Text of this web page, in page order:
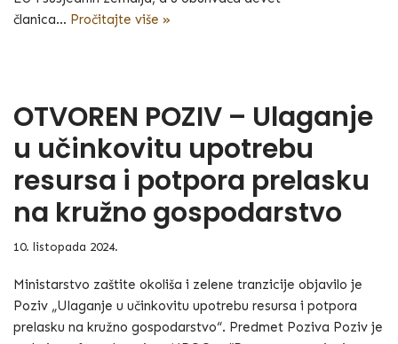
članica… Pročitajte više »
OTVOREN POZIV – Ulaganje
u učinkovitu upotrebu
resursa i potpora prelasku
na kružno gospodarstvo
10. listopada 2024.
Ministarstvo zaštite okoliša i zelene tranzicije objavilo je
Poziv „Ulaganje u učinkovitu upotrebu resursa i potpora
prelasku na kružno gospodarstvo“. Predmet Poziva Poziv je